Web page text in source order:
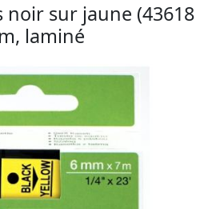
noir sur jaune (43618
laminé